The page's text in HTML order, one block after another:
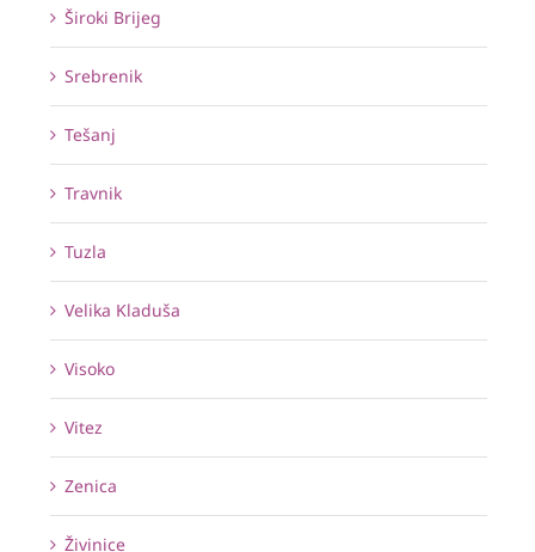
Široki Brijeg
Srebrenik
Tešanj
Travnik
Tuzla
Velika Kladuša
Visoko
Vitez
Zenica
Živinice